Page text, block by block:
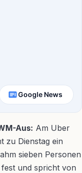
Google News
Aus: Am Uber
zu Dienstag ein
sieben Personen
und spricht von